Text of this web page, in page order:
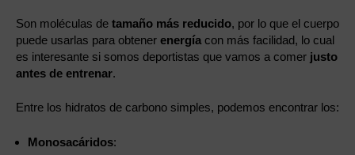
Son moléculas de tamaño más reducido, por lo que el cuerpo
puede usarlas para obtener energía con más facilidad, lo cual
es interesante si somos deportistas que vamos a comer justo
antes de entrenar.
Entre los hidratos de carbono simples, podemos encontrar los:
Monosacáridos: